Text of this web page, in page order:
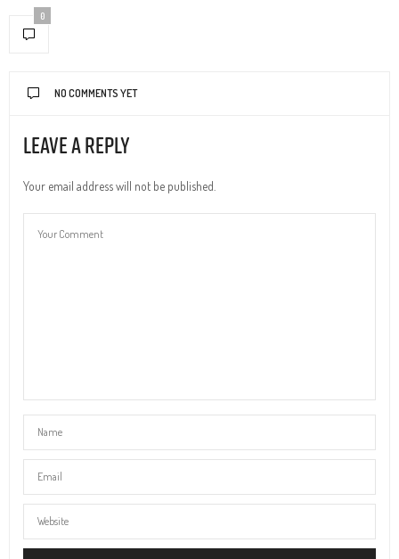
0
NO COMMENTS YET
Leave a Reply
Your email address will not be published.